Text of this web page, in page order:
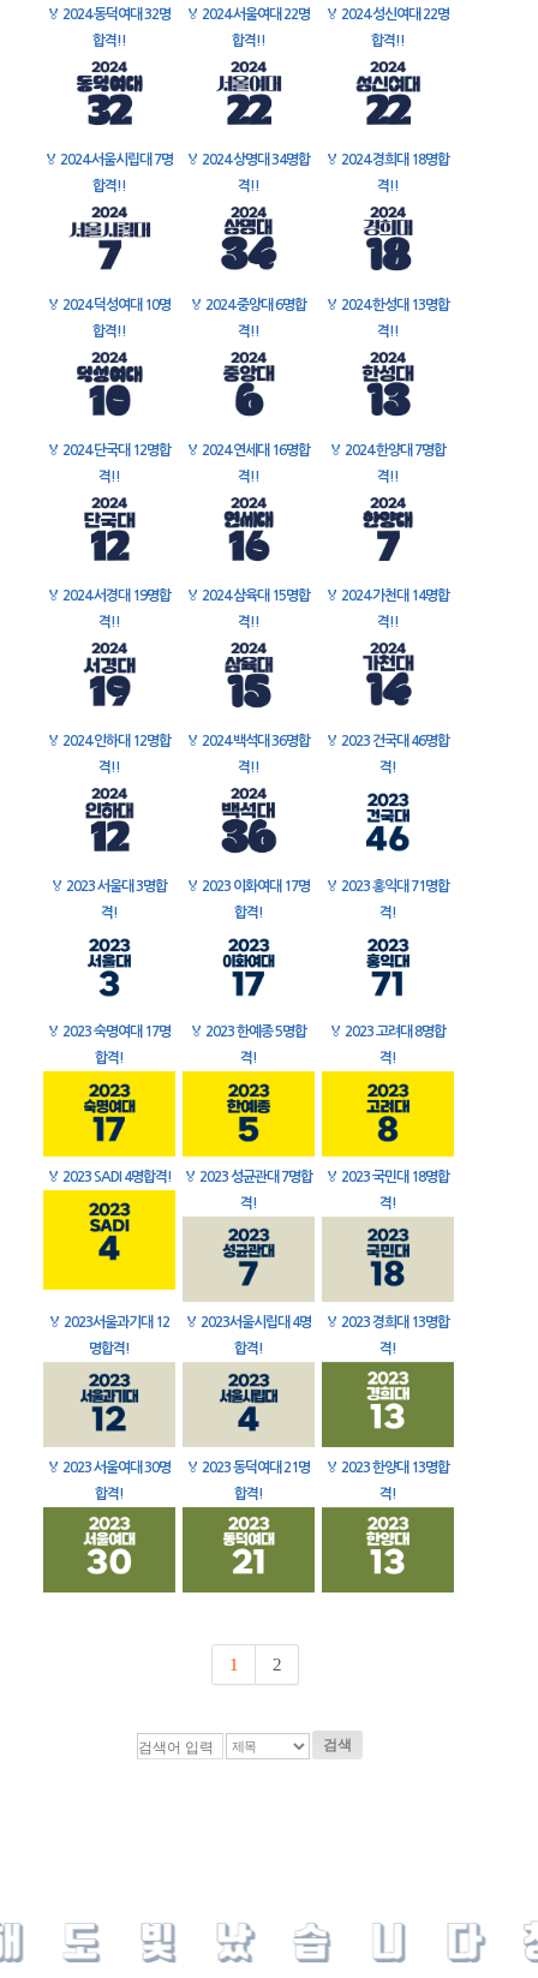
🏅 2024 동덕여대 32명
합격!!
🏅 2024 서울여대 22명
합격!!
🏅 2024 성신여대 22명
합격!!
🏅 2024 서울시립대 7명
합격!!
🏅 2024 상명대 34명합
격!!
🏅 2024 경희대 18명합
격!!
🏅 2024 덕성여대 10명
합격!!
🏅 2024 중앙대 6명합
격!!
🏅 2024 한성대 13명합
격!!
🏅 2024 단국대 12명합
격!!
🏅 2024 연세대 16명합
격!!
🏅 2024 한양대 7명합
격!!
🏅 2024 서경대 19명합
격!!
🏅 2024 삼육대 15명합
격!!
🏅 2024 가천대 14명합
격!!
🏅 2024 인하대 12명합
격!!
🏅 2024 백석대 36명합
격!!
🏅 2023 건국대 46명합
격!
🏅 2023 서울대 3명합
격!
🏅 2023 이화여대 17명
합격!
🏅 2023 홍익대 71명합
격!
🏅 2023 숙명여대 17명
합격!
🏅 2023 한예종 5명합
격!
🏅 2023 고려대 8명합
격!
🏅 2023 SADI 4명합격! 🏅 2023 성균관대 7명합
격!
🏅 2023 국민대 18명합
격!
🏅 2023서울과기대 12
명합격!
🏅 2023서울시립대 4명
합격!
🏅 2023 경희대 13명합
격!
🏅 2023 서울여대 30명
합격!
🏅 2023 동덕여대 21명
합격!
🏅 2023 한양대 13명합
격!
1 2
검색